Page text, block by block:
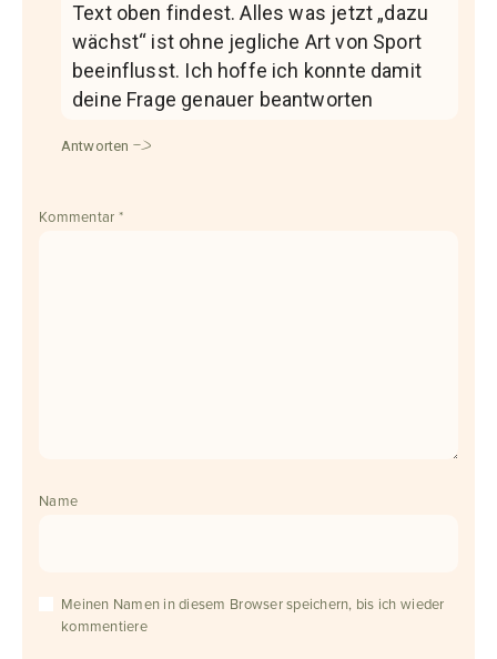
Text oben findest. Alles was jetzt „dazu
wächst“ ist ohne jegliche Art von Sport
beeinflusst. Ich hoffe ich konnte damit
deine Frage genauer beantworten
Antworten
Kommentar *
Name
Meinen Namen in diesem Browser speichern, bis ich wieder
kommentiere